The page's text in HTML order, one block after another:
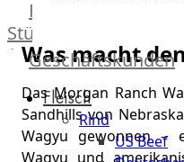
Feinkost
Stüttgen
|
The
Meat
Club
Geschäftskunden
Fleisch
Rind
US Beef
Was macht
Das Morgan Ranch
Sandhills von
Wagyu gewonnen –
Wagyu und